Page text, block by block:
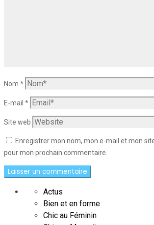
Nom *
E-mail *
Site web
Enregistrer mon nom, mon e-mail et mon
pour mon prochain commentaire.
Actus
Bien et en forme
Chic au Féminin